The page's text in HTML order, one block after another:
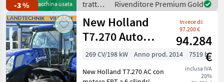
-3 % Macchina usata
stazionament
trattori
/ New
Holland
Rivenditore Premium Gold
New Holland
T7.270 Auto
Command
BluePower
Invece di:
97.200 €
94.284
€
inclusa IVA
20%
269 CV/198 kW Anno prod. 2014
7519 h
New Holland T7.270 AC con